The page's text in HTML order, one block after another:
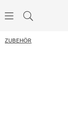
ZUBEHÖR